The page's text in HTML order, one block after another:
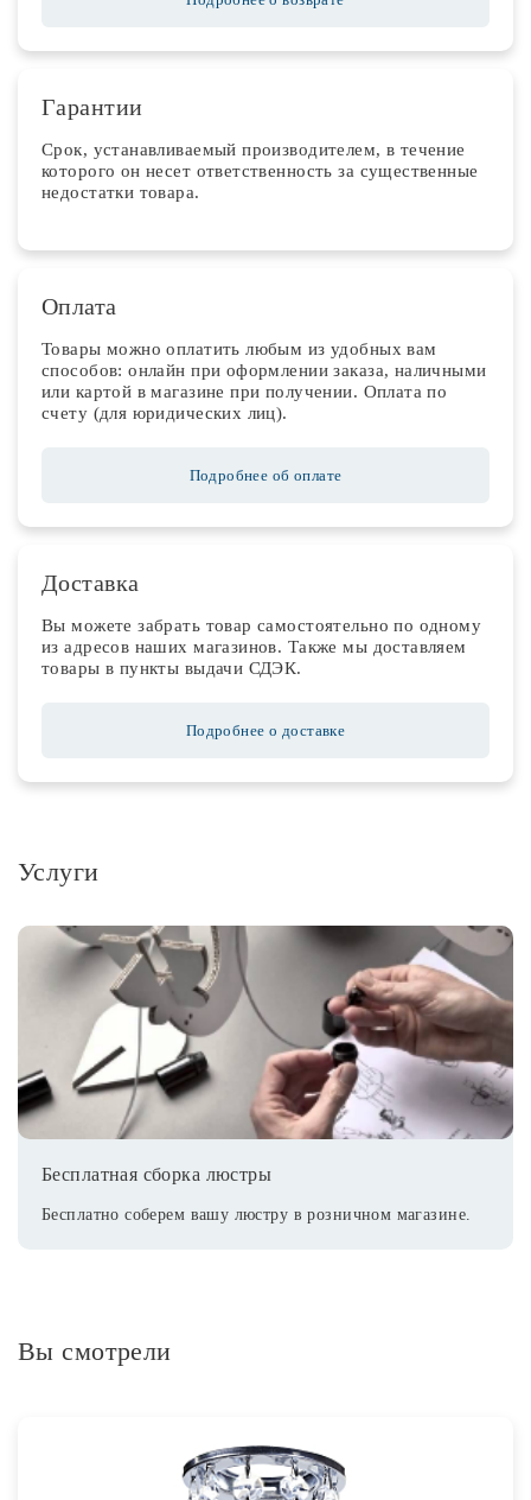
Гарантии
Срок, устанавливаемый производителем, в течение
которого он несет ответственность за существенные
недостатки товара.
Оплата
Товары можно оплатить любым из удобных вам
способов: онлайн при оформлении заказа, наличными
или картой в магазине при получении. Оплата по
счету (для юридических лиц).
Подробнее об оплате
Доставка
Вы можете забрать товар самостоятельно по одному
из адресов наших магазинов. Также мы доставляем
товары в пункты выдачи СДЭК.
Подробнее о доставке
Услуги
Бесплатная сборка люстры
Бесплатно соберем вашу люстру в розничном магазине.
Вы смотрели